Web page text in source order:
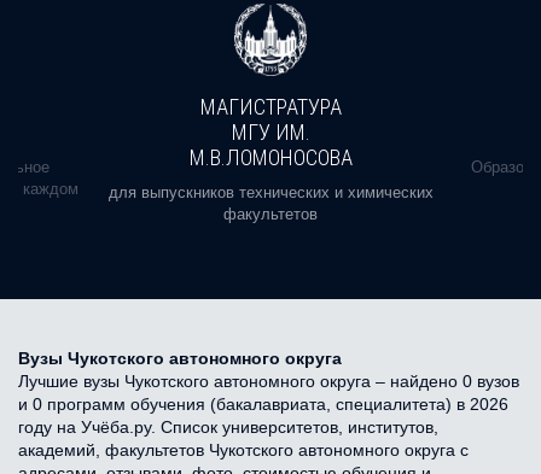
в каждом
МАГИСТРАТУРА
МГУ ИМ.
М.В.ЛОМОНОСОВА
для выпускников технических и химических
факультетов
Вузы Чукотского автономного округа
Лучшие вузы Чукотского автономного округа – найдено 0 вузов
и 0 программ обучения (бакалавриата, специалитета) в 2026
году на Учёба.ру. Список университетов, институтов,
академий, факультетов Чукотского автономного округа с